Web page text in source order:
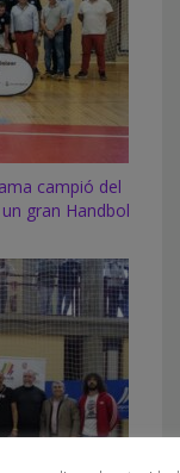
campió del
gran Handbol